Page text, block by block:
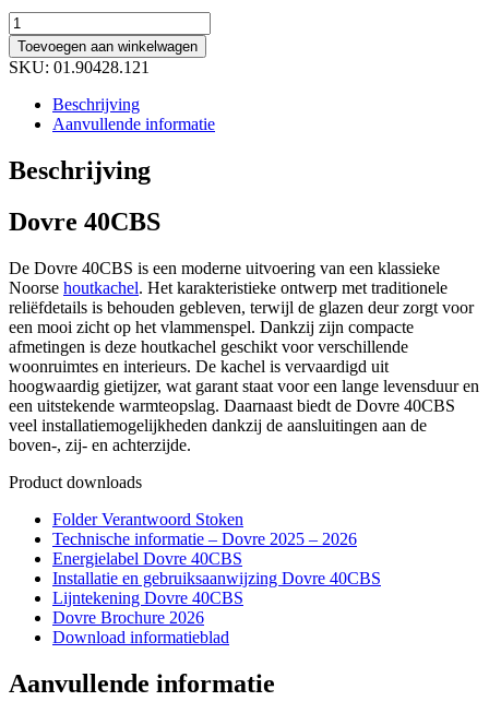
Dovre
40CBS
aantal
Toevoegen aan winkelwagen
SKU: 01.90428.121
Beschrijving
Aanvullende informatie
Beschrijving
Dovre 40CBS
De Dovre 40CBS is een moderne uitvoering van een klassieke
Noorse houtkachel. Het karakteristieke ontwerp met traditionele
reliëfdetails is behouden gebleven, terwijl de glazen deur zorgt voor
een mooi zicht op het vlammenspel. Dankzij zijn compacte
afmetingen is deze houtkachel geschikt voor verschillende
woonruimtes en interieurs. De kachel is vervaardigd uit
hoogwaardig gietijzer, wat garant staat voor een lange levensduur en
een uitstekende warmteopslag. Daarnaast biedt de Dovre 40CBS
veel installatiemogelijkheden dankzij de aansluitingen aan de
boven-, zij- en achterzijde.
Product downloads
Folder Verantwoord Stoken
Technische informatie – Dovre 2025 – 2026
Energielabel Dovre 40CBS
Installatie en gebruiksaanwijzing Dovre 40CBS
Lijntekening Dovre 40CBS
Dovre Brochure 2026
Download informatieblad
Aanvullende informatie